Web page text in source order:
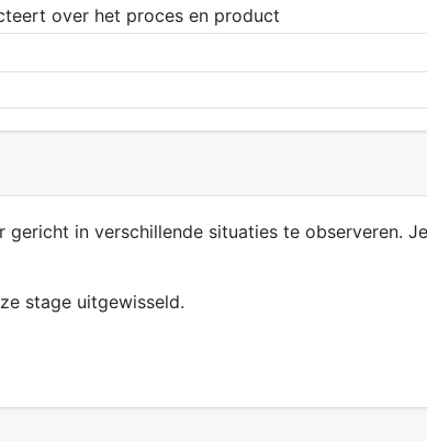
over het proces en product
in verschillende situaties te observeren.
stage uitgewisseld.